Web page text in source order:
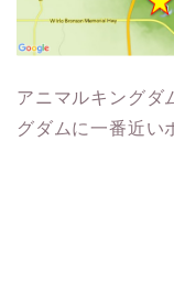
アニマルキングダ
グダムに一番近い